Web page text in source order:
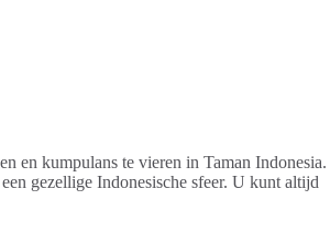
en kumpulans te vieren in Taman Indonesia.
gezellige Indonesische sfeer. U kunt altijd